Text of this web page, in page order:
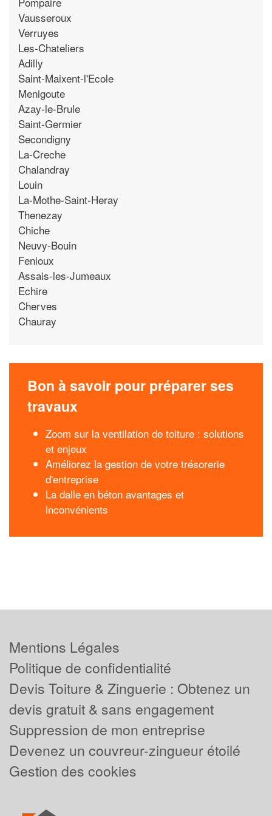
Vausseroux
Verruyes
Les-Chateliers
Adilly
Saint-Maixent-l'Ecole
Menigoute
Azay-le-Brule
Saint-Germier
Secondigny
La-Creche
Chalandray
Louin
La-Mothe-Saint-Heray
Thenezay
Chiche
Neuvy-Bouin
Fenioux
Assais-les-Jumeaux
Echire
Cherves
Chauray
Bon à savoir pour préparer ses
travaux
Zoom sur la ventilation de toiture : solutions
et enjeux
Améliorez la gestion de votre trésorerie
d'entreprise
La dalle en béton avantages et
inconvénients
Mentions Légales
Politique de confidentialité
Devis Toiture & Zinguerie : Obtenez un
devis gratuit & sans engagement
Suppression de mon entreprise
Devenez un couvreur-zingueur étoilé
Gestion des cookies